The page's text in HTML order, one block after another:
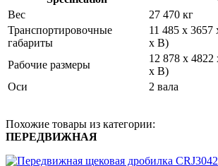
Вес
27 470 кг
Транспортировочные
габариты
11 485 x
x В)
Рабочие размеры
12 878 x
x В)
Оси
2 вала
Похожие товары из категории:
ПЕРЕДВИЖНАЯ